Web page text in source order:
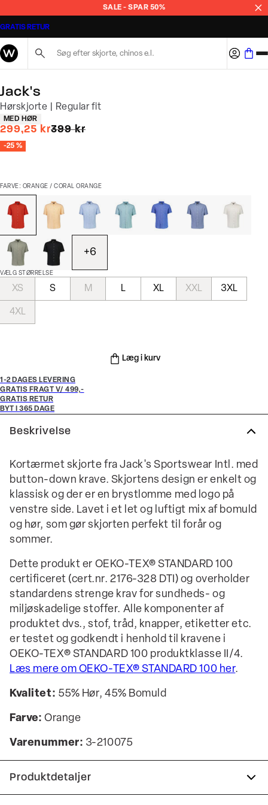
SALE - SPAR 50%
GRATIS RETUR
Jack's
Hørskjorte | Regular fit
Produkt egenskaber
MED HØR
299,25 krI alt (uden rabat)
399 kr
-25 %
FARVE: ORANGE / CORAL ORANGE
+6
VÆLG STØRRELSE
XS S M L XL XXL 3XL
4XL
Læg i kurv
1-2 DAGES LEVERING
GRATIS FRAGT V/ 499,-
GRATIS RETUR
BYT I 365 DAGE
Beskrivelse
Kortærmet skjorte fra Jack's Sportswear Intl. med
button-down krave. Skjortens design er enkelt og
klassisk og der er en brystlomme med logo på
venstre side. Lavet i et let og luftigt mix af bomuld
og hør, som gør skjorten perfekt til forår og
sommer.
Dette produkt er OEKO-TEX® STANDARD 100
certificeret (cert.nr. 2176-328 DTI) og overholder
standardens strenge krav for sundheds- og
miljøskadelige stoffer. Alle komponenter af
produktet dvs., stof, tråd, knapper, etiketter etc.
er testet og godkendt i henhold til kravene i
OEKO-TEX® STANDARD 100 produktklasse II/4.
Læs mere om OEKO-TEX® STANDARD 100 her.
Kvalitet: 55% Hør, 45% Bomuld
Farve: Orange
Varenummer: 3-210075
Produktdetaljer